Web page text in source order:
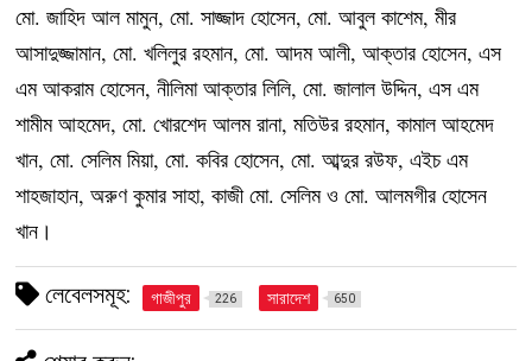
মো. জাহিদ আল মামুন, মো. সাজ্জাদ হোসেন, মো. আবুল কাশেম, মীর
আসাদুজ্জামান, মো. খলিলুর রহমান, মো. আদম আলী, আক্তার হোসেন, এস
এম আকরাম হোসেন, নীলিমা আক্তার লিলি, মো. জালাল উদ্দিন, এস এম
শামীম আহমেদ, মো. খোরশেদ আলম রানা, মতিউর রহমান, কামাল আহমেদ
খান, মো. সেলিম মিয়া, মো. কবির হোসেন, মো. আব্দুর রউফ, এইচ এম
শাহজাহান, অরুণ কুমার সাহা, কাজী মো. সেলিম ও মো. আলমগীর হোসেন
খান।
লেবেলসমূহ: গাজীপুর 226 সারাদেশ 650